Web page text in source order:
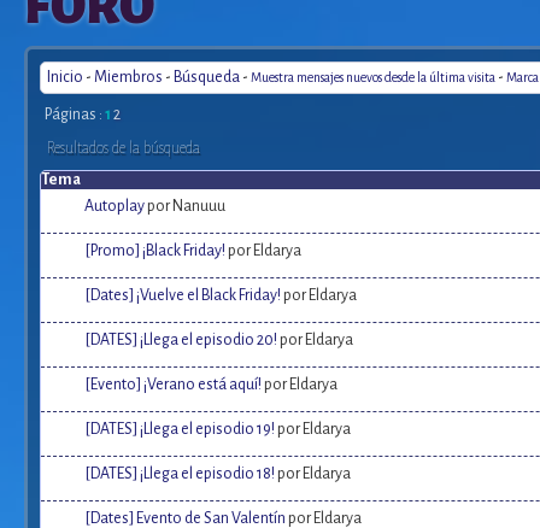
Origins
Inicio - Miembros - Búsqueda - Muestra mensajes nuevos desde la última visita - Marca
Páginas : 1 2
Resultados de la búsqueda
Tema
Autoplay por Nanuuu
[Promo] ¡Black Friday! por Eldarya
[Dates] ¡Vuelve el Black Friday! por Eldarya
[DATES] ¡Llega el episodio 20! por Eldarya
[Evento] ¡Verano está aquí! por Eldarya
[DATES] ¡Llega el episodio 19! por Eldarya
[DATES] ¡Llega el episodio 18! por Eldarya
[Dates] Evento de San Valentín por Eldarya